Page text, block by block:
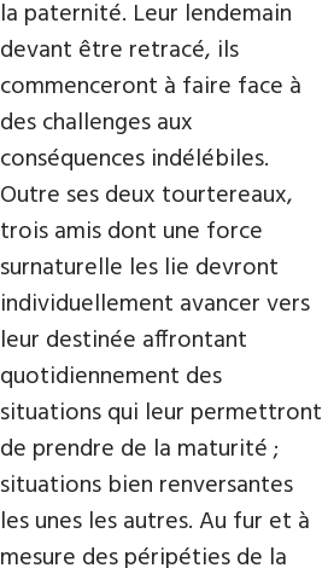
la paternité. Leur lendemain
devant être retracé, ils
commenceront à faire face à
des challenges aux
conséquences indélébiles.
Outre ses deux tourtereaux,
trois amis dont une force
surnaturelle les lie devront
individuellement avancer vers
leur destinée affrontant
quotidiennement des
situations qui leur permettront
de prendre de la maturité ;
situations bien renversantes
les unes les autres. Au fur et à
mesure des péripéties de la